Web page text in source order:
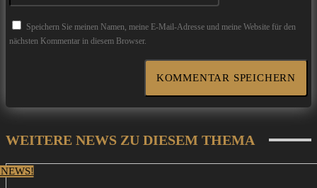
Speichern Sie meinen Namen, meine E-Mail-Adresse und meine Website für den
nächsten Kommentar in diesem Browser.
WEITERE NEWS ZU DIESEM THEMA